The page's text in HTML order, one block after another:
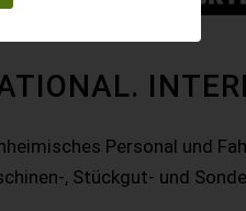
Personal und
, Stückgut- und